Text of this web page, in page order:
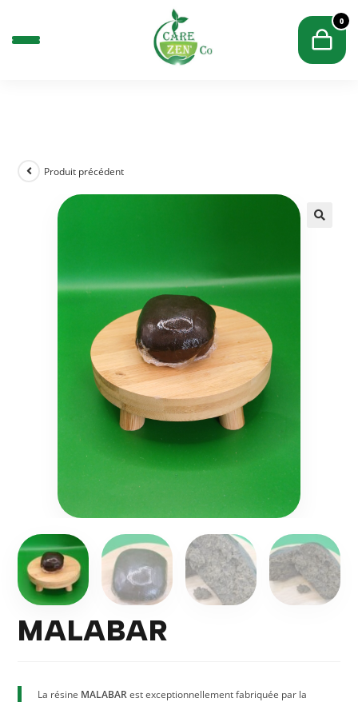
0
Produit précédent
MALABAR
La résine MALABARest exceptionnellement fabriquée par la